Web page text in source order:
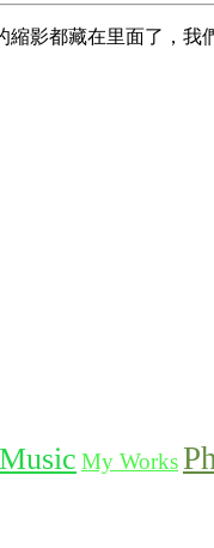
影都藏在里面了，
Music My Works